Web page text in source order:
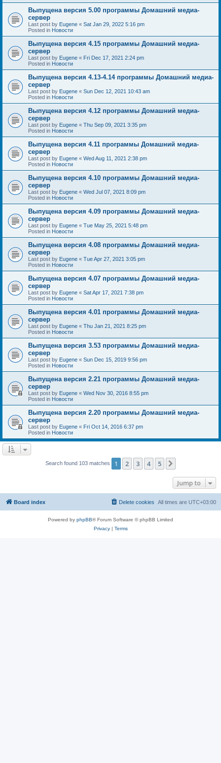
Выпущена версия 5.00 программы Домашний медиа-
сервер
Last post by Eugene « Sat Jan 29, 2022 5:16 pm
Posted in Новости
Выпущена версия 4.15 программы Домашний медиа-
сервер
Last post by Eugene « Fri Dec 17, 2021 2:24 pm
Posted in Новости
Выпущена версия 4.13-4.14 программы Домашний медиа-
сервер
Last post by Eugene « Sun Dec 12, 2021 10:43 am
Posted in Новости
Выпущена версия 4.12 программы Домашний медиа-
сервер
Last post by Eugene « Thu Sep 09, 2021 3:35 pm
Posted in Новости
Выпущена версия 4.11 программы Домашний медиа-
сервер
Last post by Eugene « Wed Aug 11, 2021 2:38 pm
Posted in Новости
Выпущена версия 4.10 программы Домашний медиа-
сервер
Last post by Eugene « Wed Jul 07, 2021 8:09 pm
Posted in Новости
Выпущена версия 4.09 программы Домашний медиа-
сервер
Last post by Eugene « Tue May 25, 2021 5:48 pm
Posted in Новости
Выпущена версия 4.08 программы Домашний медиа-
сервер
Last post by Eugene « Tue Apr 27, 2021 3:05 pm
Posted in Новости
Выпущена версия 4.07 программы Домашний медиа-
сервер
Last post by Eugene « Sat Apr 17, 2021 7:38 pm
Posted in Новости
Выпущена версия 4.01 программы Домашний медиа-
сервер
Last post by Eugene « Thu Jan 21, 2021 8:25 pm
Posted in Новости
Выпущена версия 3.53 программы Домашний медиа-
сервер
Last post by Eugene « Sun Dec 15, 2019 9:56 pm
Posted in Новости
Выпущена версия 2.21 программы Домашний медиа-
сервер
Last post by Eugene « Wed Nov 30, 2016 8:55 pm
Posted in Новости
Выпущена версия 2.20 программы Домашний медиа-
сервер
Last post by Eugene « Fri Oct 14, 2016 6:37 pm
Posted in Новости
Search found 103 matches 1 2 3 4 5
Jump to
Board index All times are UTC+03:00
Delete cookies
Powered by phpBB® Forum Software © phpBB Limited
Privacy| Terms